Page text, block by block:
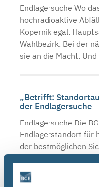
Endlagersuche Wo
hochradioaktive
Kopernik egal.
Wahlbezirk. Bei der
sie an die Macht. Und
„Betrifft:
der Endlagersuche
Endlagersuche Die
Endlagerstandort für
der bestmöglichen
Fachdisziplinen ...